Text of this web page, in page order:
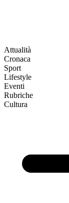
Attualità
Cronaca
Sport
Lifestyle
Eventi
Rubriche
Cultura